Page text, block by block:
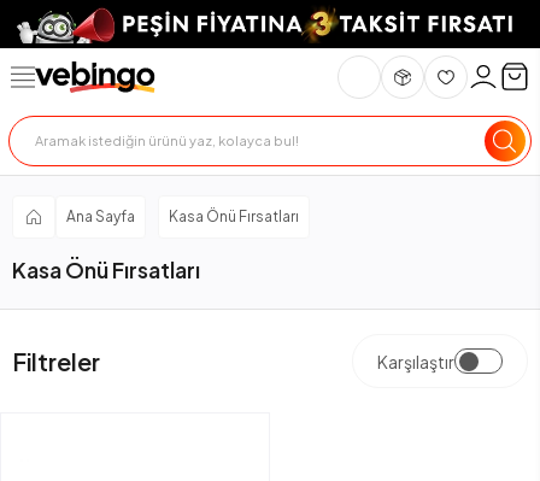
Ana Sayfa Kasa Önü Fırsatları
Kasa Önü Fırsatları
Filtreler Karşılaştır